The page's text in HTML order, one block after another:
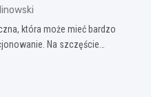
która może mieć bardzo
Na szczęście…